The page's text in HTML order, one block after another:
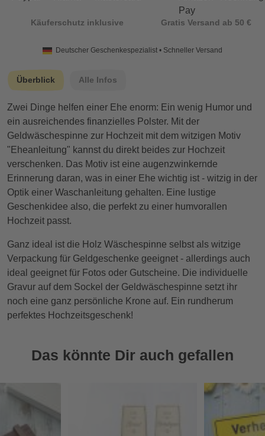
Käuferschutz inklusive Gratis Versand ab 50 €
Deutscher Geschenkespezialist • Schneller Versand
Überblick Alle Infos
Zwei Dinge helfen einer Ehe enorm: Ein wenig Humor und
ein ausreichendes finanzielles Polster. Mit der
Geldwäschespinne zur Hochzeit mit dem witzigen Motiv
"Eheanleitung" kannst du direkt beides zur Hochzeit
verschenken. Das Motiv ist eine augenzwinkernde
Erinnerung daran, was in einer Ehe wichtig ist - witzig in der
Optik einer Waschanleitung gehalten. Eine lustige
Geschenkidee also, die perfekt zu einer humvorallen
Hochzeit passt.
Ganz ideal ist die Holz Wäschespinne selbst als witzige
Verpackung für Geldgeschenke geeignet - allerdings auch
ideal geeignet für Fotos oder Gutscheine. Die individuelle
Gravur auf dem Sockel der Geldwäschespinne setzt ihr
noch eine ganz persönliche Krone auf. Ein rundherum
perfektes Hochzeitsgeschenk!
Das könnte Dir auch gefallen